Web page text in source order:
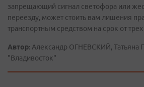
запрещающий сигнал светофора или
переезду, может стоить вам лишения
транспортным средством на срок от
Автор: Александр ОГНЕВСКИЙ, Татьяна
"Владивосток"